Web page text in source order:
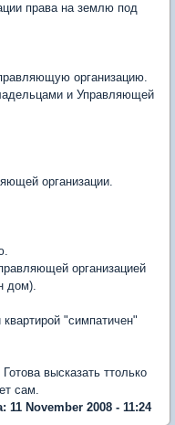
права на землю под
организацию.
и Управляющей
организации.
организацией
дом).
"симпатичен"
высказать ттолько
сам.
November 2008 - 11:24